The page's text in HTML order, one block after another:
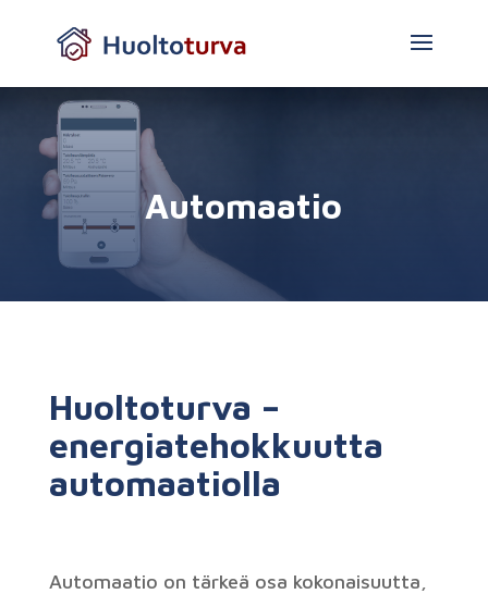
Automaatio
Huoltoturva –
energiatehokkuutta
automaatiolla
Automaatio on tärkeä osa kokonaisuutta,